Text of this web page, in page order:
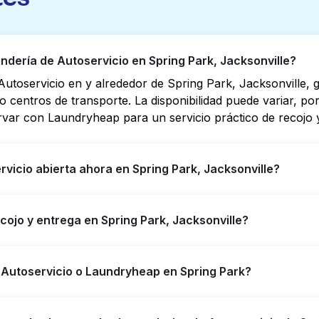
de Autoservicio en Spring Park, Jacksonville?
en y alrededor de Spring Park, Jacksonville,
centros de transporte. La disponibilidad puede variar,
con Laundryheap para un servicio práctico de recojo
abierta ahora en Spring Park, Jacksonville?
a encontrar rápidamente la ubicación abierta más
y entrega en Spring Park, Jacksonville?
prefieres no ir a una Lavandería de Autoservicio.
o Laundryheap en Spring Park?